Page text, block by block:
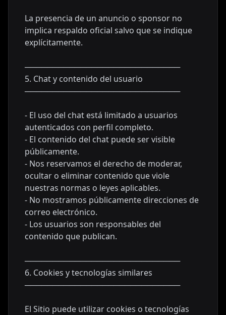
La presencia de un anuncio o sponsor no
implica respaldo oficial salvo que se indique
explícitamente.
────────────────────────────
5. Chat y contenido del usuario
────────────────────────────
- El uso del chat está limitado a usuarios
autenticados con perfil completo.
- El contenido del chat puede ser visible
públicamente.
- Nos reservamos el derecho de moderar,
ocultar o eliminar contenido que viole
nuestras normas o leyes aplicables.
- No mostramos públicamente direcciones de
correo electrónico.
- Los usuarios son responsables del
contenido que publican.
────────────────────────────
6. Cookies y tecnologías similares
────────────────────────────
El Sitio puede utilizar cookies o tecnologías